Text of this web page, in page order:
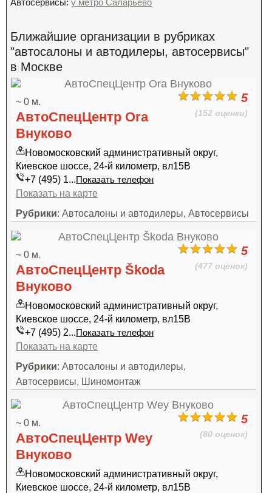
Автосервисы: у метро Саларьево
Ближайшие организации в рубриках
"автосалоны и автодилеры, автосервисы"
в Москве
5
(152 оценки)
~ 0 м.
АвтоСпецЦентр Ora
Внуково
Новомосковский административный округ,
Киевское шоссе, 24-й километр, вл15В
+7 (495) 1...Показать телефон
Показать на карте
Рубрики: Автосалоны и автодилеры, Автосервисы
5
(477 оценок)
~ 0 м.
АвтоСпецЦентр Škoda
Внуково
Новомосковский административный округ,
Киевское шоссе, 24-й километр, вл15В
+7 (495) 2...Показать телефон
Показать на карте
Рубрики: Автосалоны и автодилеры,
Автосервисы, Шиномонтаж
5
(80 оценок)
~ 0 м.
АвтоСпецЦентр Wey
Внуково
Новомосковский административный округ,
Киевское шоссе, 24-й километр, вл15В